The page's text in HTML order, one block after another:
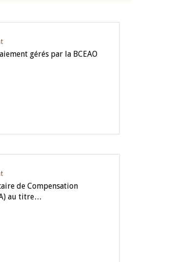
gérés par la BCEAO
de Compensation
au titre…